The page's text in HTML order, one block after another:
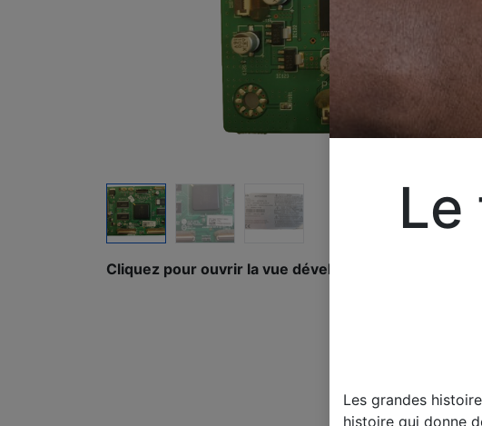
Cliquez pour ouvrir la vue développée.
Les grandes
histoire qui donne